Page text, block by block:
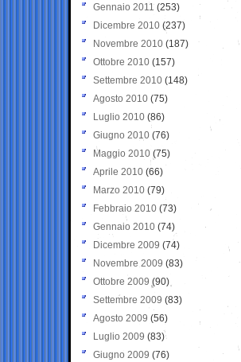
Gennaio 2011 (253)
Dicembre 2010 (237)
Novembre 2010 (187)
Ottobre 2010 (157)
Settembre 2010 (148)
Agosto 2010 (75)
Luglio 2010 (86)
Giugno 2010 (76)
Maggio 2010 (75)
Aprile 2010 (66)
Marzo 2010 (79)
Febbraio 2010 (73)
Gennaio 2010 (74)
Dicembre 2009 (74)
Novembre 2009 (83)
Ottobre 2009 (90)
Settembre 2009 (83)
Agosto 2009 (56)
Luglio 2009 (83)
Giugno 2009 (76)